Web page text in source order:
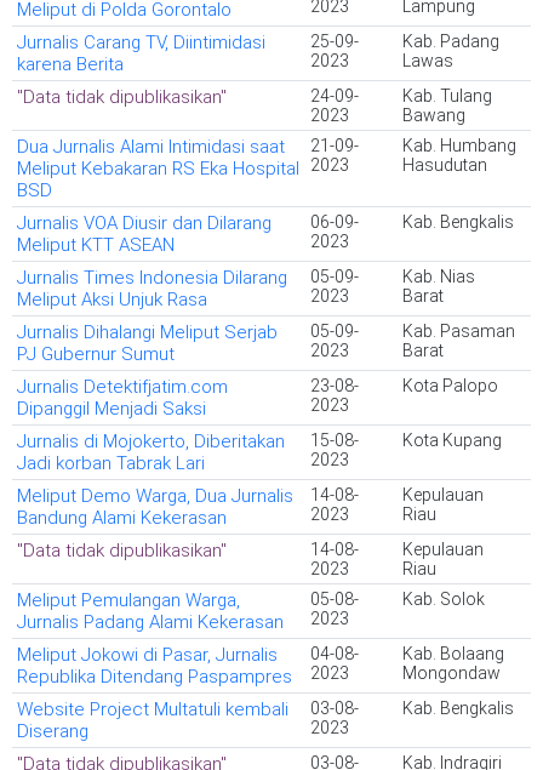
Meliput di Polda Gorontalo
2023
Lampung
Jurnalis Carang TV, Diintimidasi
karena Berita
25-09-
2023
Kab. Padang
Lawas
"Data tidak dipublikasikan"
24-09-
2023
Kab. Tulang
Bawang
Dua Jurnalis Alami Intimidasi saat
Meliput Kebakaran RS Eka Hospital
BSD
21-09-
2023
Kab. Humbang
Hasudutan
Jurnalis VOA Diusir dan Dilarang
Meliput KTT ASEAN
06-09-
2023
Kab. Bengkalis
Jurnalis Times Indonesia Dilarang
Meliput Aksi Unjuk Rasa
05-09-
2023
Kab. Nias
Barat
Jurnalis Dihalangi Meliput Serjab
PJ Gubernur Sumut
05-09-
2023
Kab. Pasaman
Barat
Jurnalis Detektifjatim.com
Dipanggil Menjadi Saksi
23-08-
2023
Kota Palopo
Jurnalis di Mojokerto, Diberitakan
Jadi korban Tabrak Lari
15-08-
2023
Kota Kupang
Meliput Demo Warga, Dua Jurnalis
Bandung Alami Kekerasan
14-08-
2023
Kepulauan
Riau
"Data tidak dipublikasikan"
14-08-
2023
Kepulauan
Riau
Meliput Pemulangan Warga,
Jurnalis Padang Alami Kekerasan
05-08-
2023
Kab. Solok
Meliput Jokowi di Pasar, Jurnalis
Republika Ditendang Paspampres
04-08-
2023
Kab. Bolaang
Mongondaw
Website Project Multatuli kembali
Diserang
03-08-
2023
Kab. Bengkalis
"Data tidak dipublikasikan" 03-08- Kab. Indragiri